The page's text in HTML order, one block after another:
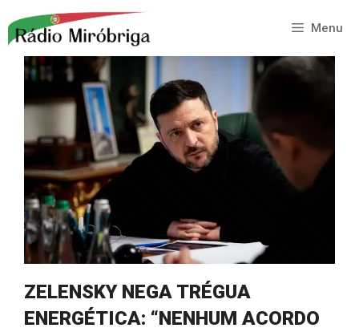
para
conteúdo
Menu
ZELENSKY NEGA TRÉGUA
ENERGÉTICA: “NENHUM ACORDO